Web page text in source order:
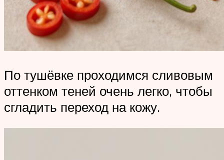
По тушёвке проходимся сливовым
оттенком теней очень легко, чтобы
сгладить переход на кожу.